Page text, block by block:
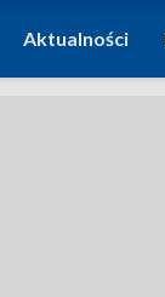
Aktualności